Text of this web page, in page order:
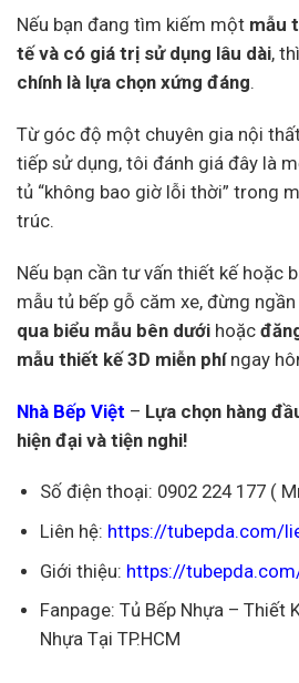
Nếu bạn đang tìm kiếm một mẫu
tế và có giá trị sử dụng lâu dài, thì
chính là lựa chọn xứng đáng.
Từ góc độ một chuyên gia nội
tiếp sử dụng, tôi đánh giá đây là
tủ “không bao giờ lỗi thời” trong
trúc.
Nếu bạn cần tư vấn thiết kế hoặc
mẫu tủ bếp gỗ căm xe, đừng
qua biểu mẫu bên dưới hoặc
mẫu thiết kế 3D miễn phíngay
Nhà Bếp Việt – Lựa chọn hàng
hiện đại và tiện nghi!
Số điện thoại: 0902 224 177 (
Liên hệ: https://tubepda.com/
Giới thiệu: https://
Fanpage: Tủ Bếp Nhựa – Thiết
Nhựa Tại TP.HCM